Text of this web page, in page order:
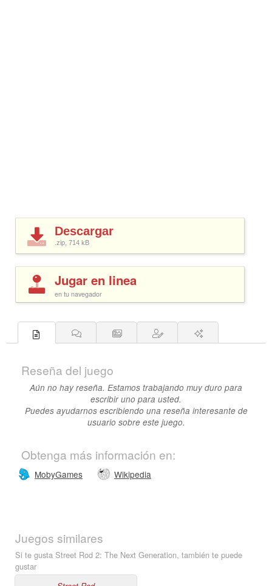
Descargar
.zip, 714 kB
Jugar en linea
en tu navegador
Reseña del juego
Aún no hay reseña. Estamos trabajando muy duro para
escribir uno para usted.
Puedes ayudarnos escribiendo una reseña interesante de
usuario sobre este juego.
Obtenga más información en:
MobyGames Wikipedia
Juegos similares
Si te gusta Street Rod 2: The Next Generation, también te puede
gustar